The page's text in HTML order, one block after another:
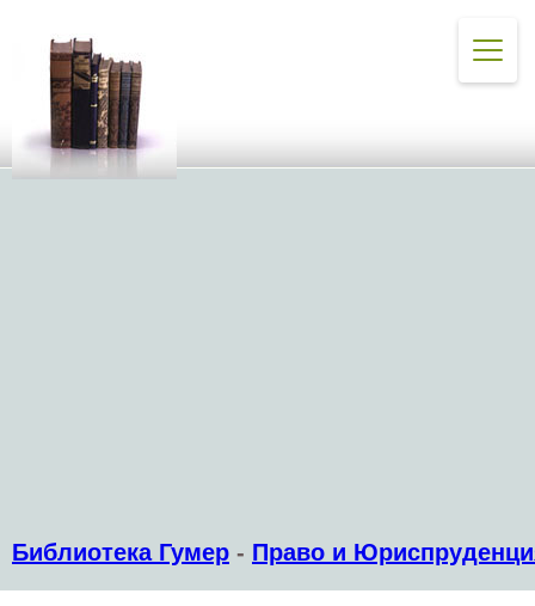
Библиотека Гумер - Право и